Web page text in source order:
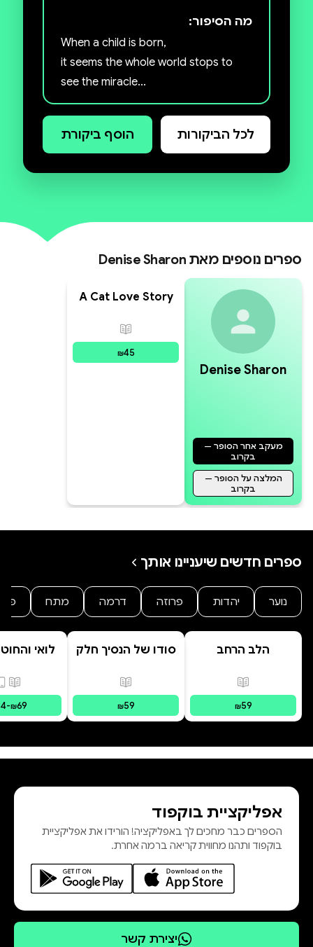
מה הסיפור:
When a child is born,
it seems the whole world stops to
see the miracle...
לכל הביקורות הוסף ביקורת
ספרים נוספים מאת Denise Sharon
Denise Sharon
מעקב אחר הסופר —
בקרוב
המלצה על הסופר —
בקרוב
A Cat Love Story
פורמטים זמינים
₪45
ספרים חדשים שיעניינו אותך
נוער יהדות פרוזה דרמה מתח
הלב הרחב
פורמטים זמינים מודפס
₪59
סודו של הנסיך חלק
הנסתר
פורמטים זמינים
מודפס
₪59
לואי
-₪69
אפליקציית בוקפוד
הספרים כבר מחכים לך באפליקציה! הורידו את אפליקציית
בוקפוד ותהנו מחווית קריאה ברמה אחרת.
יצירת קשר